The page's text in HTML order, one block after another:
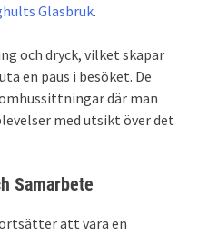
Glasbruk.
och dryck, vilket skapar
en paus i besöket. De
där man
med utsikt över det
Samarbete
att vara en